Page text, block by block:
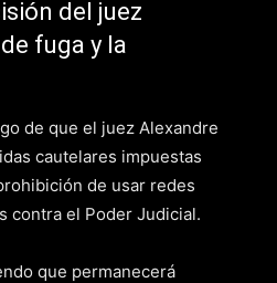
del juez
fuga y la
de que el juez Alexandre
cautelares impuestas
de usar redes
contra el Poder Judicial.
que permanecerá